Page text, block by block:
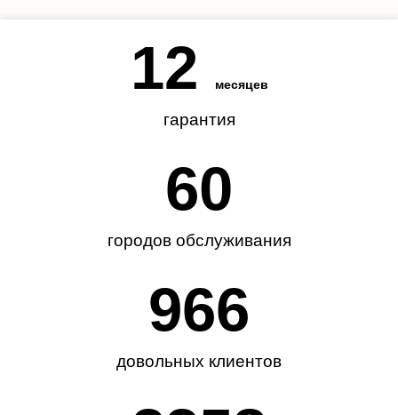
гарантия
12 месяцев
городов обслуживания
62
довольных клиентов
985